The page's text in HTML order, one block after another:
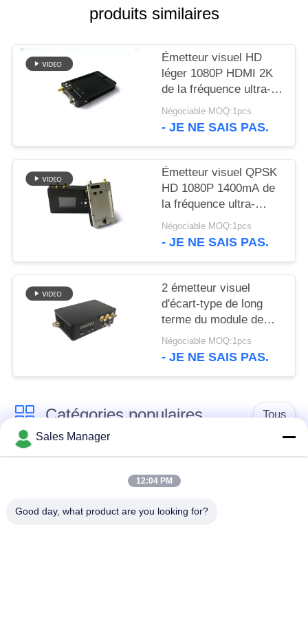
SITE
POLITIQUE
CONFIDENTIALITÉ
produits similaires
Émetteur visuel HD
léger 1080P HDMI 2K
de la fréquence ultra-
haute COFDM de
QPSK
Négociable MOQ:1pcs
- JE NE SAIS PAS.
Émetteur visuel QPSK
HD 1080P 1400mA de
la fréquence ultra-
haute HDMI COFDM
pour le système d'UAV
Négociable MOQ:1pcs
- JE NE SAIS PAS.
2 émetteur visuel
d'écart-type de long
terme du module de
récepteur de Cofdm de
la Manche CVBS
Négociable MOQ:1pcs
- JE NE SAIS PAS.
Catégories populaires Tous
Émetteur de vidéo de
Émetteur visuel sans
fil de COFDM
émetteur de radio de
Sales Manager
12:04 PM
Good day, what product are you looking for?